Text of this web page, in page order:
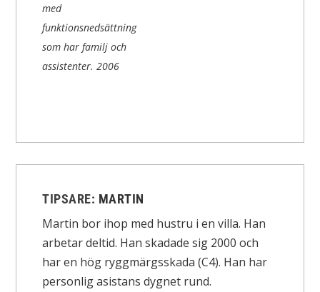
med
funktionsnedsättning
som har familj och
assistenter.2006
TIPSARE: MARTIN
Martin bor ihop med hustru i en villa. Han
arbetar deltid. Han skadade sig 2000 och
har en hög ryggmärgsskada (C4). Han har
personlig asistans dygnet rund.